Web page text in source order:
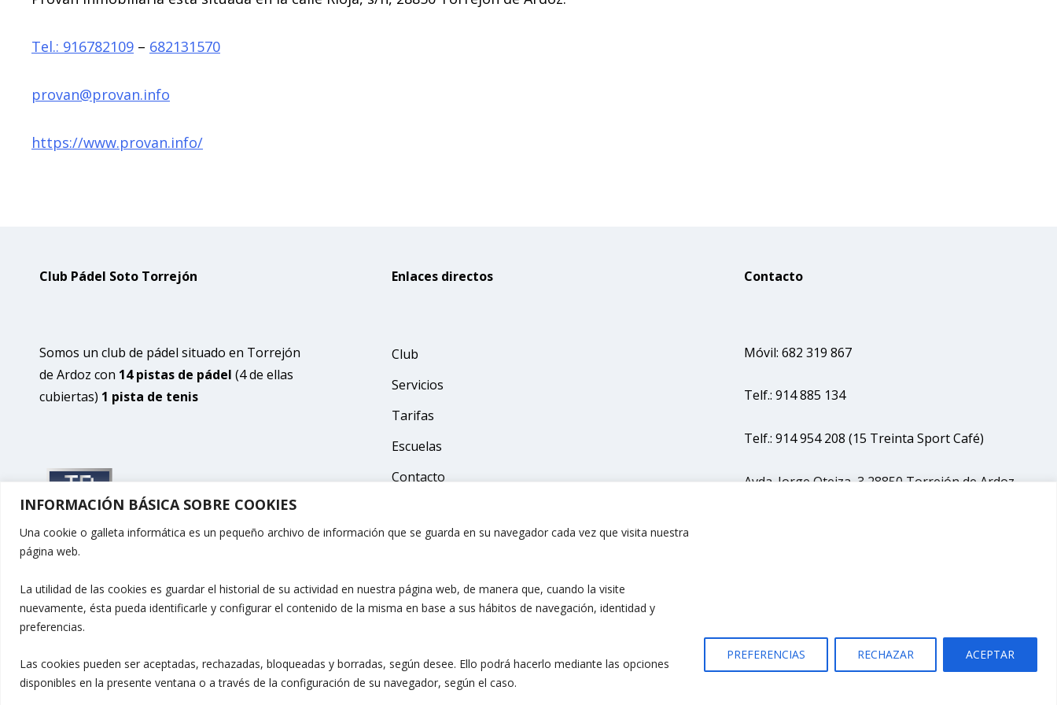
INFORMACIÓN BÁSICA SOBRE COOKIES
Una cookie o galleta informática es un pequeño archivo de información que se guarda en su navegador cada vez que visita nuestra
página web.
La utilidad de las cookies es guardar el historial de su actividad en nuestra página web, de manera que, cuando la visite
nuevamente, ésta pueda identificarle y configurar el contenido de la misma en base a sus hábitos de navegación, identidad y
preferencias.
Las cookies pueden ser aceptadas, rechazadas, bloqueadas y borradas, según desee. Ello podrá hacerlo mediante las opciones
disponibles en la presente ventana o a través de la configuración de su navegador, según el caso.
PREFERENCIAS RECHAZAR ACEPTAR
Tel.: 916782109 – 682131570
provan@provan.info
https://www.provan.info/
Club Pádel Soto Torrejón
Somos un club de pádel situado en Torrejón
de Ardoz con 14 pistas de pádel (4 de ellas
cubiertas) 1 pista de tenis
Enlaces directos
Club
Servicios
Tarifas
Escuelas
Contacto
Contacto
Móvil: 682 319 867
Telf.: 914 885 134
Telf.: 914 954 208 (15 Treinta Sport Café)
Avda. Jorge Oteiza, 3 28850 Torrejón de Ardoz
Pádel Soto 15 Treinta